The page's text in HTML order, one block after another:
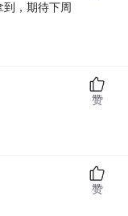
，期待下周
赞
赞